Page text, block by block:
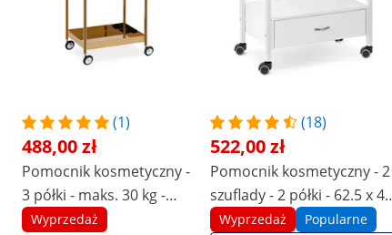
(1)
488,00 zł
Pomocnik kosmetyczny -
3 półki - maks. 30 kg -
złoty - stal nierdzewna
Wyprzedaż
(18)
522,00 zł
Pomocnik kosmetyczny - 2
szuflady - 2 półki - 62.5 x 40
x 85.5 cm
Wyprzedaż Popularne